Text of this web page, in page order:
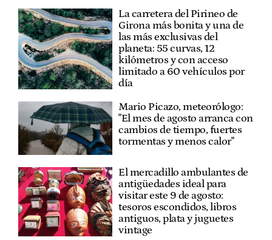
La carretera del Pirineo de
Girona más bonita y una de
las más exclusivas del
planeta: 55 curvas, 12
kilómetros y con acceso
limitado a 60 vehículos por
día
Mario Picazo, meteorólogo:
"El mes de agosto arranca con
cambios de tiempo, fuertes
tormentas y menos calor"
El mercadillo ambulantes de
antigüedades ideal para
visitar este 9 de agosto:
tesoros escondidos, libros
antiguos, plata y juguetes
vintage